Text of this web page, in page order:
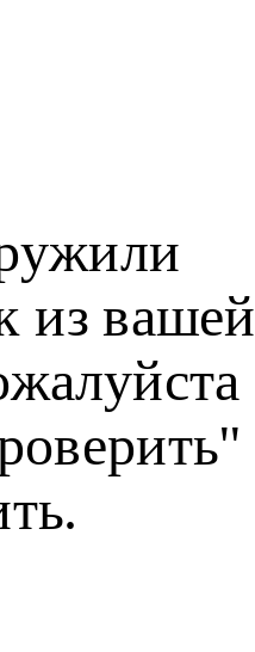
из вашей